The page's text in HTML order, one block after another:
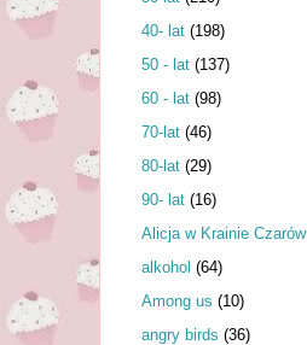
40- lat (198)
50 - lat (137)
60 - lat (98)
70-lat (46)
80-lat (29)
90- lat (16)
Alicja w Krainie Czarów
alkohol (64)
Among us (10)
angry birds (36)